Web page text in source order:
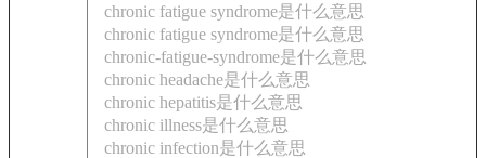
chronic fatigue syndrome是什么意思
chronic fatigue syndrome是什么意思
chronic-fatigue-syndrome是什么意思
chronic headache是什么意思
chronic hepatitis是什么意思
chronic illness是什么意思
chronic infection是什么意思